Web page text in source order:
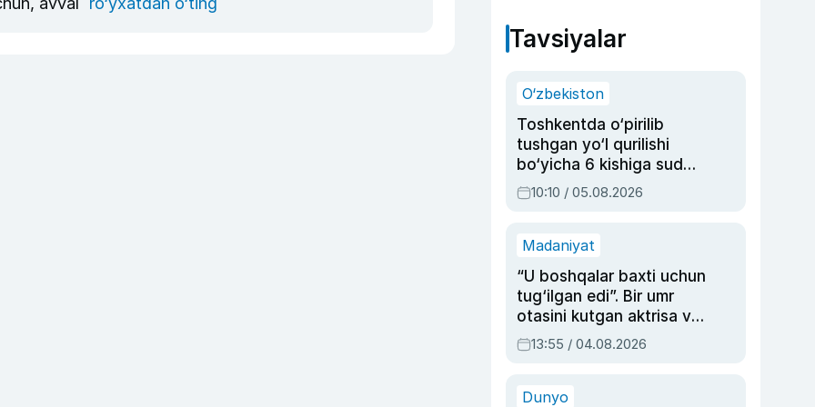
Tavsiyalar
O‘zbekiston
Toshkentda o‘pirilib
tushgan yo‘l qurilishi
bo‘yicha 6 kishiga sud
hukmi o‘qildi
10:10 / 05.08.2026
Madaniyat
“U boshqalar baxti uchun
tug‘ilgan edi”. Bir umr
otasini kutgan aktrisa va
dublyaj ustasi Rimma
Ahmedovaning
13:55 / 04.08.2026
Dunyo